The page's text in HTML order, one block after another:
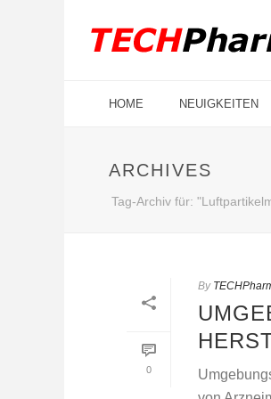
HOME NEUIGKEITEN
ARCHIVES
Tag-Archiv für:
0
By